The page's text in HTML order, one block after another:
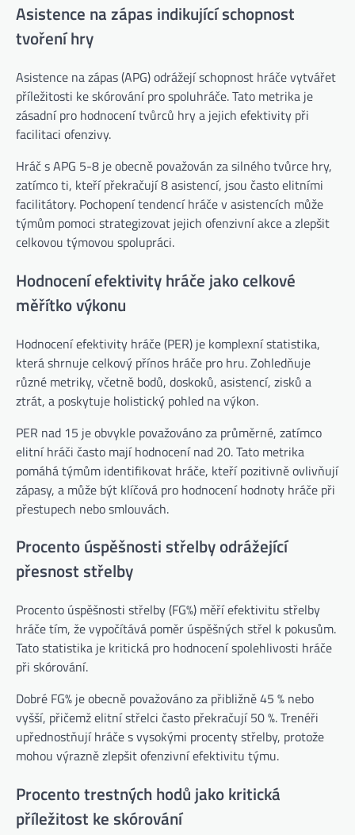
Asistence na zápas indikující schopnost
tvoření hry
Asistence na zápas (APG) odrážejí schopnost hráče vytvářet
příležitosti ke skórování pro spoluhráče. Tato metrika je
zásadní pro hodnocení tvůrců hry a jejich efektivity při
facilitaci ofenzivy.
Hráč s APG 5-8 je obecně považován za silného tvůrce hry,
zatímco ti, kteří překračují 8 asistencí, jsou často elitními
facilitátory. Pochopení tendencí hráče v asistencích může
týmům pomoci strategizovat jejich ofenzivní akce a zlepšit
celkovou týmovou spolupráci.
Hodnocení efektivity hráče jako celkové
měřítko výkonu
Hodnocení efektivity hráče (PER) je komplexní statistika,
která shrnuje celkový přínos hráče pro hru. Zohledňuje
různé metriky, včetně bodů, doskoků, asistencí, zisků a
ztrát, a poskytuje holistický pohled na výkon.
PER nad 15 je obvykle považováno za průměrné, zatímco
elitní hráči často mají hodnocení nad 20. Tato metrika
pomáhá týmům identifikovat hráče, kteří pozitivně ovlivňují
zápasy, a může být klíčová pro hodnocení hodnoty hráče při
přestupech nebo smlouvách.
Procento úspěšnosti střelby odrážející
přesnost střelby
Procento úspěšnosti střelby (FG%) měří efektivitu střelby
hráče tím, že vypočítává poměr úspěšných střel k pokusům.
Tato statistika je kritická pro hodnocení spolehlivosti hráče
při skórování.
Dobré FG% je obecně považováno za přibližně 45 % nebo
vyšší, přičemž elitní střelci často překračují 50 %. Trenéři
upřednostňují hráče s vysokými procenty střelby, protože
mohou výrazně zlepšit ofenzivní efektivitu týmu.
Procento trestných hodů jako kritická
příležitost ke skórování